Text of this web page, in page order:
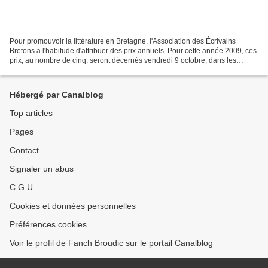
Pour promouvoir la littérature en Bretagne, l'Association des Écrivains
Bretons a l'habitude d'attribuer des prix annuels. Pour cette année 2009, ces
prix, au nombre de cinq, seront décernés vendredi 9 octobre, dans les
Hébergé par Canalblog
Top articles
Pages
Contact
Signaler un abus
C.G.U.
Cookies et données personnelles
Préférences cookies
Voir le profil de Fanch Broudic sur le portail Canalblog